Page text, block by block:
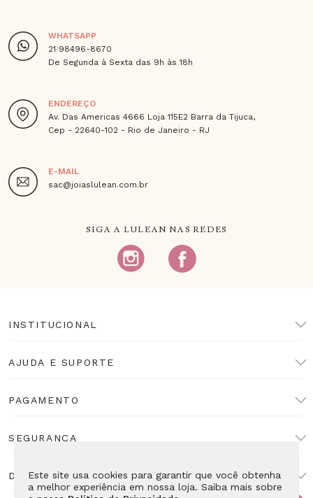
Este site usa cookies para garantir que você obtenha
a melhor experiência em nossa loja. Saiba mais sobre
WHATSAPP
21 98496-8670
De Segunda à Sexta das 9h às 18h
ENDEREÇO
Av. Das Americas 4666 Loja 115E2 Barra da Tijuca,
Cep - 22640-102 - Rio de Janeiro - RJ
E-MAIL
sac@joiaslulean.com.br
SIGA A LULEAN NAS REDES
INSTITUCIONAL
AJUDA E SUPORTE
PAGAMENTO
SEGURANÇA
DESENVOLVIMENTO